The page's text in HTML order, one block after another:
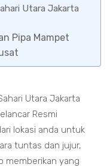
Utara Jakarta
Pipa Mampet
Utara Jakarta
Resmi
lokasi anda untuk
tuntas dan jujur,
memberikan yang